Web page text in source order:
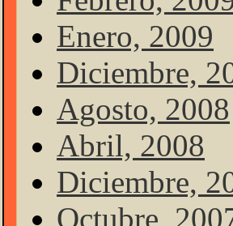
Enero, 2009
Diciembre,
Agosto, 2008
Abril, 2008
Diciembre,
Octubre,